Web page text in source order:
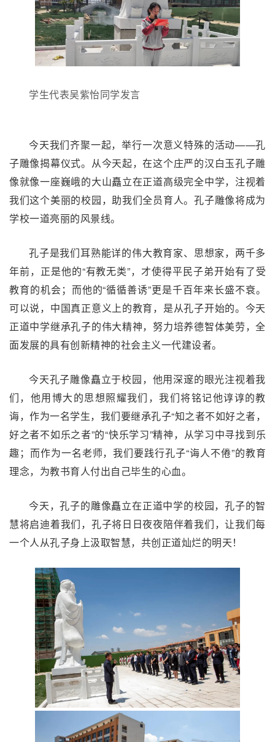
学生代表吴紫怡同学发言
今天我们齐聚一起，举行一次意义特殊的活动——孔
子雕像揭幕仪式。从今天起，在这个庄严的汉白玉孔子雕
像就像一座巍峨的大山矗立在正道高级完全中学，注视着
我们这个美丽的校园，助我们全员育人。孔子雕像将成为
学校一道亮丽的风景线。
孔子是我们耳熟能详的伟大教育家、思想家，两千多
年前，正是他的“有教无类”，才使得平民子弟开始有了受
教育的机会；而他的“循循善诱”更是千百年来长盛不衰。
可以说，中国真正意义上的教育，是从孔子开始的。今天
正道中学继承孔子的伟大精神，努力培养德智体美劳，全
面发展的具有创新精神的社会主义一代建设者。
今天孔子雕像矗立于校园，他用深邃的眼光注视着我
们，他用博大的思想照耀我们，我们将铭记他谆谆的教
诲，作为一名学生，我们要继承孔子“知之者不如好之者，
好之者不如乐之者”的“快乐学习”精神，从学习中寻找到乐
趣；而作为一名老师，我们要践行孔子“诲人不倦”的教育
理念，为教书育人付出自己毕生的心血。
今天，孔子的雕像矗立在正道中学的校园，孔子的智
慧将启迪着我们，孔子将日日夜夜陪伴着我们，让我们每
一个人从孔子身上汲取智慧，共创正道灿烂的明天！